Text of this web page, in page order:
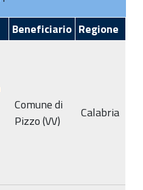
Beneficiario Regione
Comune di
Pizzo (VV)
Calabria